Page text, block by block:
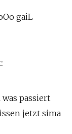
gaiL
was passiert
jetzt sima